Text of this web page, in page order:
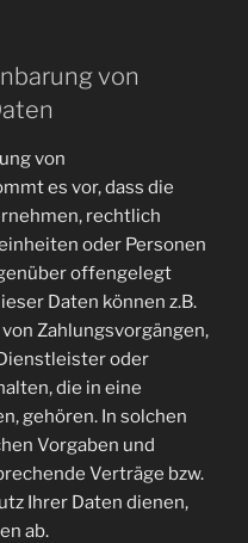
von
von
es vor, dass die
rechtlich
oder Personen
offengelegt
Daten können z.B.
Zahlungsvorgängen,
oder
die in eine
gehören. In solchen
Vorgaben und
Verträge bzw.
Ihrer Daten dienen,
ab.